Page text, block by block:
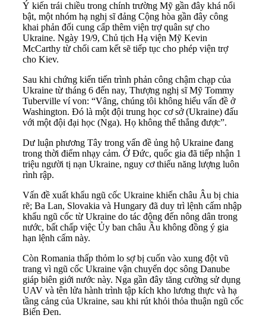
Ý kiến trái chiều trong chính trường Mỹ gần đây khá nổi
bật, một nhóm hạ nghị sĩ đảng Cộng hòa gần đây công
khai phản đối cung cấp thêm viện trợ quân sự cho
Ukraine. Ngày 19/9, Chủ tịch Hạ viện Mỹ Kevin
McCarthy từ chối cam kết sẽ tiếp tục cho phép viện trợ
cho Kiev.
Sau khi chứng kiến tiến trình phản công chậm chạp của
Ukraine từ tháng 6 đến nay, Thượng nghị sĩ Mỹ Tommy
Tuberville ví von: “Vâng, chúng tôi không hiểu vấn đề ở
Washington. Đó là một đội trung học cơ sở (Ukraine) đấu
với một đội đại học (Nga). Họ không thể thắng được”.
Dư luận phương Tây trong vấn đề ủng hộ Ukraine đang
trong thời điểm nhạy cảm. Ở Đức, quốc gia đã tiếp nhận 1
triệu người tị nạn Ukraine, nguy cơ thiếu năng lượng luôn
rình rập.
Vấn đề xuất khẩu ngũ cốc Ukraine khiến châu Âu bị chia
rẽ; Ba Lan, Slovakia và Hungary đã duy trì lệnh cấm nhập
khẩu ngũ cốc từ Ukraine do tác động đến nông dân trong
nước, bất chấp việc Ủy ban châu Âu không đồng ý gia
hạn lệnh cấm này.
Còn Romania thấp thỏm lo sợ bị cuốn vào xung đột vũ
trang vì ngũ cốc Ukraine vận chuyển dọc sông Danube
giáp biên giới nước này. Nga gần đây tăng cường sử dụng
UAV và tên lửa hành trình tập kích kho lương thực và hạ
tầng cảng của Ukraine, sau khi rút khỏi thỏa thuận ngũ cốc
Biển Đen.